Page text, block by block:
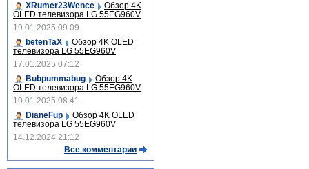
XRumer23Wence
Обзор 4K
OLED телевизора LG 55EG960V
19.01.2025 09:09
betenTaX
Обзор 4K OLED
телевизора LG 55EG960V
17.01.2025 07:12
Bubpummabug
Обзор 4K
OLED телевизора LG 55EG960V
10.01.2025 08:41
DianeFup
Обзор 4K OLED
телевизора LG 55EG960V
14.12.2024 21:12
Все комментарии